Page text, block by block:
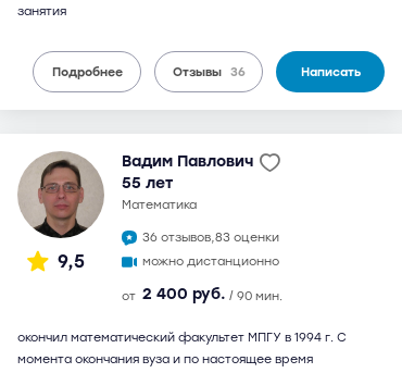
занятия
Подробнее Отзывы 36 Написать
9,5
Вадим Павлович
55 лет
математика
36 отзывов,83 оценки
можно дистанционно
от 2 400 руб. / 90 мин.
окончил математический факультет МПГУ в 1994 г. С
момента окончания вуза и по настоящее время